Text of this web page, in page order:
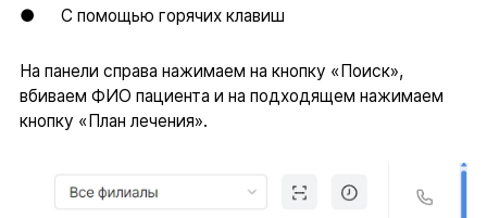
● С помощью горячих клавиш
На панели справа нажимаем на кнопку «Поиск»,
вбиваем ФИО пациента и на подходящем нажимаем
кнопку «План лечения».